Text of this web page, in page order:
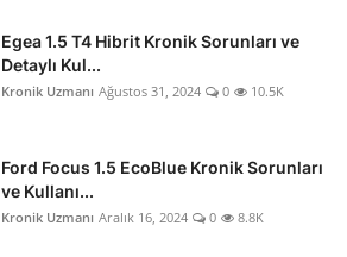
Egea 1.5 T4 Hibrit Kronik Sorunları ve
Detaylı Kul...
Kronik Uzmanı Ağustos 31, 2024 0 10.5K
Ford Focus 1.5 EcoBlue Kronik Sorunları
ve Kullanı...
Kronik Uzmanı Aralık 16, 2024 0 8.8K